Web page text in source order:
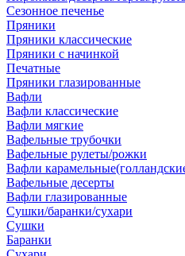
Сезонное печенье
Пряники
Пряники классические
Пряники с начинкой
Печатные
Пряники глазированные
Вафли
Вафли классические
Вафли мягкие
Вафельные трубочки
Вафельные рулеты/рожки
Вафли
Вафельные десерты
Вафли глазированные
Сушки/баранки/сухари
Сушки
Баранки